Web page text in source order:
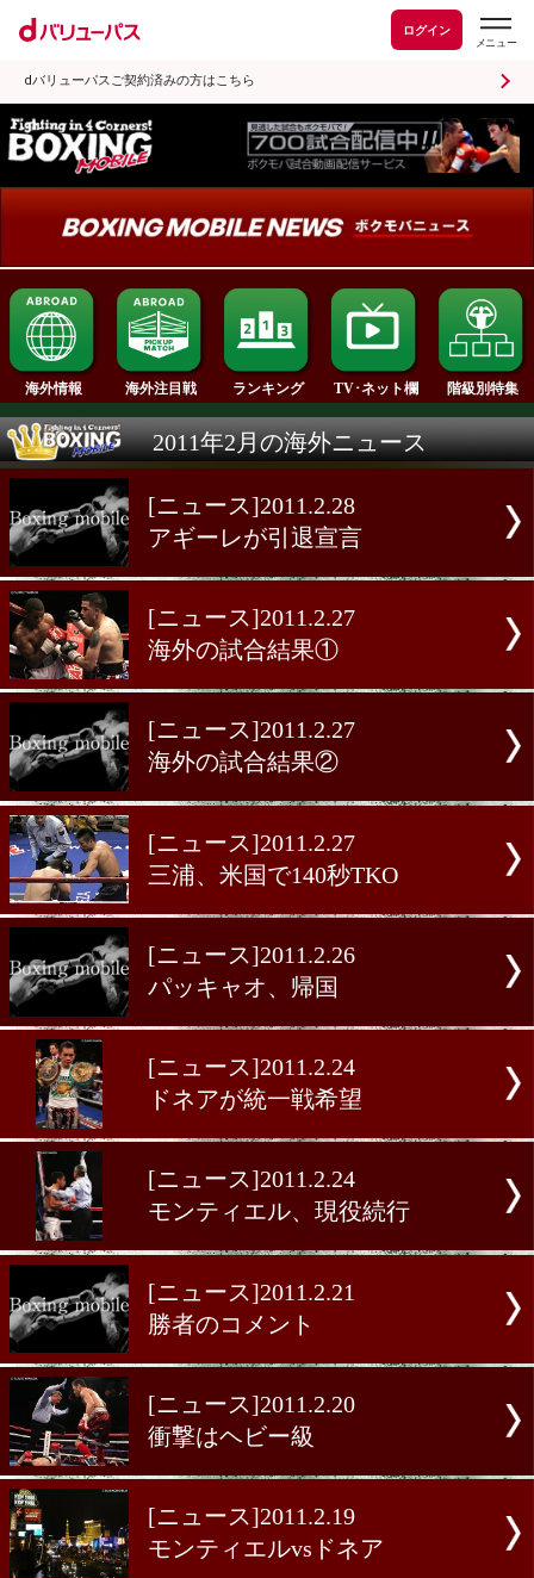
ログイン
dバリューパスご契約済みの方はこちら
海外情報 海外注目戦 ランキング TV･ネット欄
2011年2月の海外ニュース
[ニュース]2011.2.28
アギーレが引退宣言
[ニュース]2011.2.27
海外の試合結果①
[ニュース]2011.2.27
海外の試合結果②
三浦、米国で140秒TKO
[ニュース]2011.2.26
パッキャオ、帰国
[ニュース]2011.2.24
ドネアが統一戦希望
[ニュース]2011.2.24
[ニュース]2011.2.21